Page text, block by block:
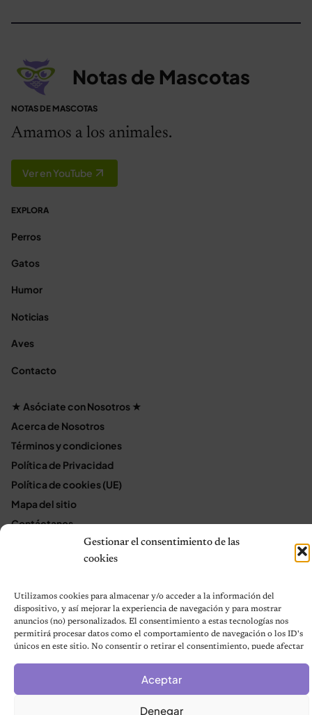
Gestionar el consentimiento de las
cookies
Utilizamos cookies para almacenar y/o acceder a la información del
dispositivo, y así mejorar la experiencia de navegación y para mostrar
anuncios (no) personalizados. El consentimiento a estas tecnologías nos
permitirá procesar datos como el comportamiento de navegación o los ID's
únicos en este sitio. No consentir o retirar el consentimiento, puede afectar
Aceptar
Denegar
Notas de Mascotas
NOTAS DE MASCOTAS
Amamos a los animales.
Ver en YouTube
EXPLORA
Perros
Gatos
Humor
Noticias
Aves
Contacto
★ Asóciate con Nosotros ★
Acerca de Nosotros
Términos y condiciones
Política de Privacidad
Política de cookies (UE)
Mapa del sitio
Contáctanos
Terms and Conditions
© 2026 Notas de Mascotas
Política de privacidad